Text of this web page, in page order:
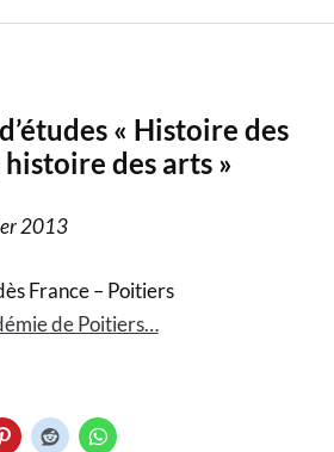
« Histoire des
histoire des arts »
2013
France – Poitiers
de Poitiers…